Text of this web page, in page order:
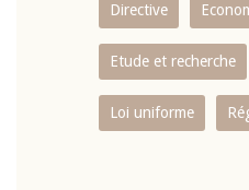
Directive
Etude et recherche
Loi uniforme